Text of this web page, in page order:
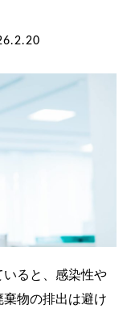
デモの申し込み
ラン
るご質問
ると、感染性や
物の排出は避け